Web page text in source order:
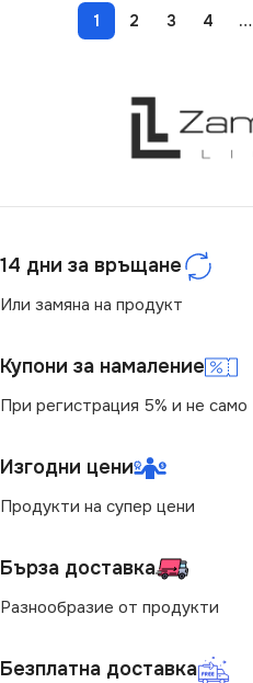
1 2 3 4 …
14 дни за връщане
Или замяна на продукт
Купони за намаление
При регистрация 5% и не само
Изгодни цени
Продукти на супер цени
Бърза доставка
Разнообразие от продукти
Безплатна доставка